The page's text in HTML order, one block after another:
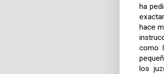
ha
hace
como
los